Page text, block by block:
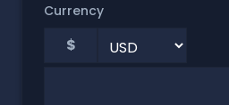
Currency
$